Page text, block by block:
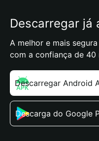
Descarregar já
A melhor e mais
com a confiança de
Descarregar Android
Descarga do Google